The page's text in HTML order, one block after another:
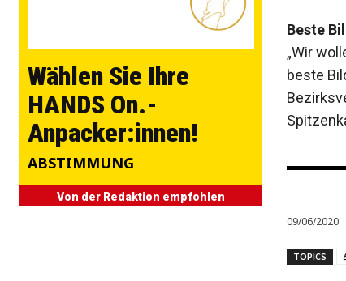
Wählen Sie Ihre
HANDS On.-
Anpacker:innen!
ABSTIMMUNG
Von der Redaktion empfohlen
Beste
„Wir
beste
09/06/2020
TOPICS